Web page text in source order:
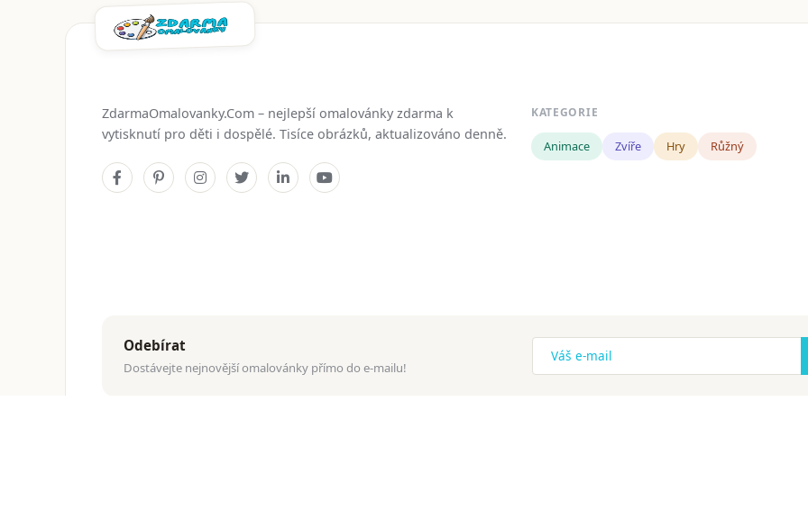
ZdarmaOmalovanky.Com – nejlepší omalovánky zdarma k
vytisknutí pro děti i dospělé. Tisíce obrázků, aktualizováno denně.
KATEGORIE
Animace Zvíře Hry Růžný
Odebírat
Dostávejte nejnovější omalovánky přímo do e-mailu!